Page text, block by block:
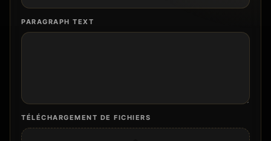
PARAGRAPH TEXT
TÉLÉCHARGEMENT DE FICHIERS